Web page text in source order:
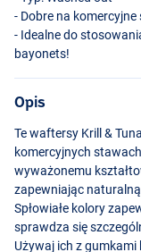
- Dobre na
- Idealne do
bayonets!
Opis
Te waftersy Krill &
komercyjnych
wyważonemu
zapewniając
Spłowiałe kolory
sprawdza się
Używaj ich z